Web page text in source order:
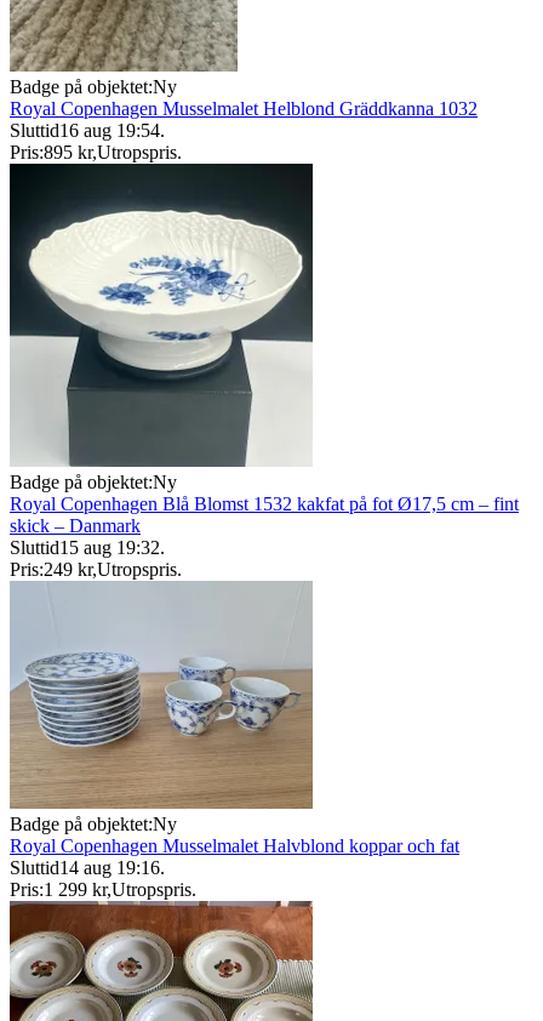
Badge på objektet:Ny
Royal Copenhagen Musselmalet Helblond Gräddkanna 1032
Sluttid16 aug 19:54.
Pris:895 kr,Utropspris.
Badge på objektet:Ny
Royal Copenhagen Blå Blomst 1532 kakfat på fot Ø17,5 cm – fint
skick – Danmark
Sluttid15 aug 19:32.
Pris:249 kr,Utropspris.
Badge på objektet:Ny
Royal Copenhagen Musselmalet Halvblond koppar och fat
Sluttid14 aug 19:16.
Pris:1 299 kr,Utropspris.